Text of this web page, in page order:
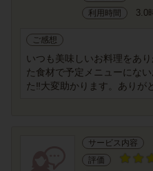
利用時間 3.0
ご感想
いつも美味しいお料理をあ
た食材で予定メニューにな
た‼️大変助かります。ありが
サービス内容
評価